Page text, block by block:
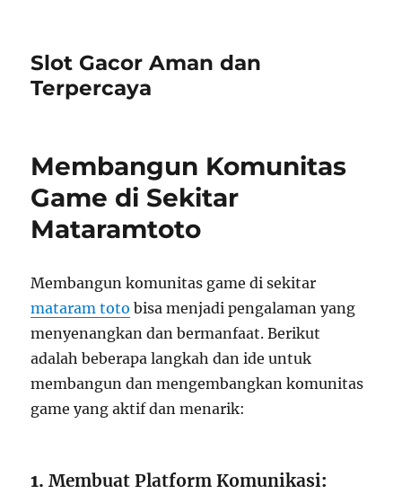
Slot Gacor Aman dan
Terpercaya
Membangun Komunitas
Game di Sekitar
Mataramtoto
Membangun komunitas game di sekitar
mataram toto bisa menjadi pengalaman yang
menyenangkan dan bermanfaat. Berikut
adalah beberapa langkah dan ide untuk
membangun dan mengembangkan komunitas
game yang aktif dan menarik:
1.Membuat Platform Komunikasi: